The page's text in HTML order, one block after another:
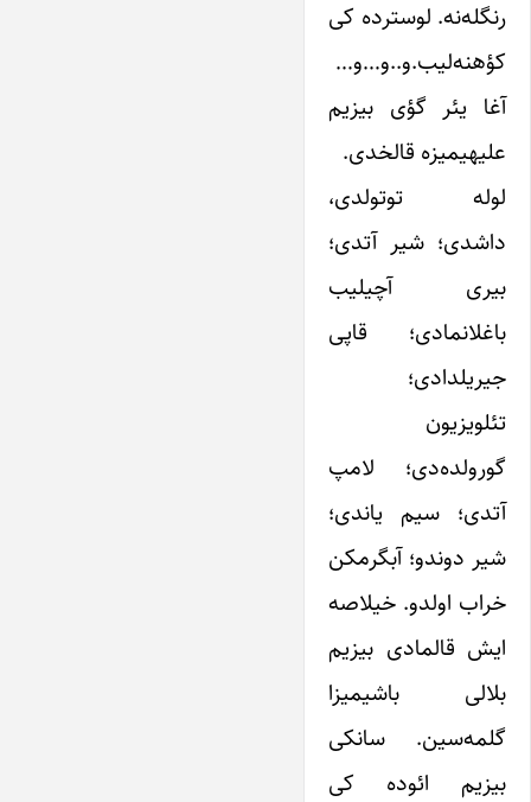
رنگله‌نه. لوسترده کی
کؤهنه‌لیب.و..‌و…و…
آغا یئر گؤی بیزیم
علیهیمیزه قالخدی.
لوله توتولدی،
داشدی؛ شیر آتدی؛
بیری آچیلیب
باغلانمادی؛ قاپی
جیریلدادی؛
تئلویزیون
گورولده‌دی؛ لامپ
آتدی؛ سیم یاندی؛
شیر دوندو؛ آبگرمکن
خراب اولدو. خیلاصه
ایش قالمادی بیزیم
بلالی باشیمیزا
گلمه‌سین. سانکی
بیزیم ائوده کی